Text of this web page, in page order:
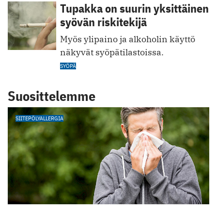
Tupakka on suurin yksittäinen
syövän riskitekijä
Myös ylipaino ja alkoholin käyttö
näkyvät syöpätilastoissa.
SYÖPÄ
Suosittelemme
SIITEPÖLYALLERGIA